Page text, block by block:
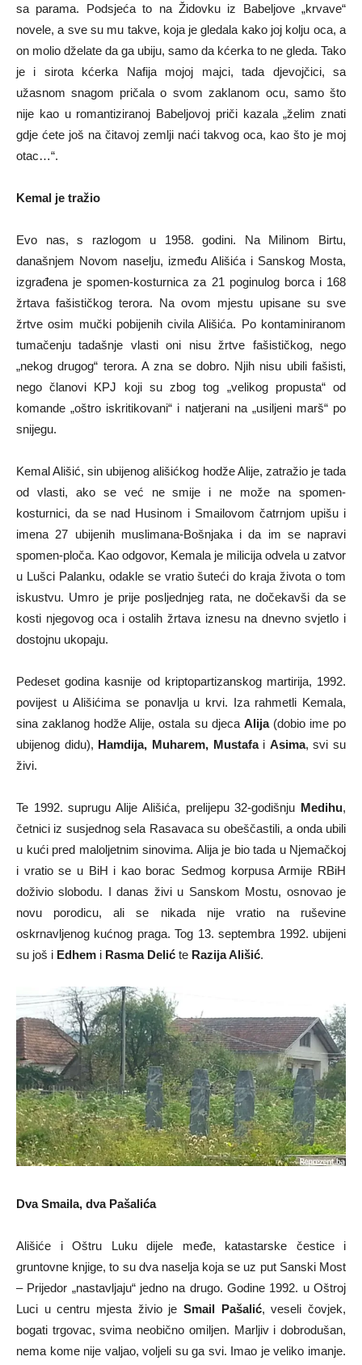
sa parama. Podsjeća to na Židovku iz Babeljove „krvave“
novele, a sve su mu takve, koja je gledala kako joj kolju oca, a
on molio dželate da ga ubiju, samo da kćerka to ne gleda. Tako
je i sirota kćerka Nafija mojoj majci, tada djevojčici, sa
užasnom snagom pričala o svom zaklanom ocu, samo što
nije kao u romantiziranoj Babeljovoj priči kazala „želim znati
gdje ćete još na čitavoj zemlji naći takvog oca, kao što je moj
otac…“.
Kemal je tražio
Evo nas, s razlogom u 1958. godini. Na Milinom Birtu,
današnjem Novom naselju, između Ališića i Sanskog Mosta,
izgrađena je spomen-kosturnica za 21 poginulog borca i 168
žrtava fašističkog terora. Na ovom mjestu upisane su sve
žrtve osim mučki pobijenih civila Ališića. Po kontaminiranom
tumačenju tadašnje vlasti oni nisu žrtve fašističkog, nego
„nekog drugog“ terora. A zna se dobro. Njih nisu ubili fašisti,
nego članovi KPJ koji su zbog tog „velikog propusta“ od
komande „oštro iskritikovani“ i natjerani na „usiljeni marš“ po
snijegu.
Kemal Ališić, sin ubijenog ališićkog hodže Alije, zatražio je tada
od vlasti, ako se već ne smije i ne može na spomen-
kosturnici, da se nad Husinom i Smailovom čatrnjom upišu i
imena 27 ubijenih muslimana-Bošnjaka i da im se napravi
spomen-ploča. Kao odgovor, Kemala je milicija odvela u zatvor
u Lušci Palanku, odakle se vratio šuteći do kraja života o tom
iskustvu. Umro je prije posljednjeg rata, ne dočekavši da se
kosti njegovog oca i ostalih žrtava iznesu na dnevno svjetlo i
dostojnu ukopaju.
Pedeset godina kasnije od kriptopartizanskog martirija, 1992.
povijest u Ališićima se ponavlja u krvi. Iza rahmetli Kemala,
sina zaklanog hodže Alije, ostala su djeca Alija (dobio ime po
ubijenog didu), Hamdija, Muharem, Mustafai Asima, svi su
živi.
Te 1992. suprugu Alije Ališića, prelijepu 32-godišnju Medihu,
četnici iz susjednog sela Rasavaca su obeščastili, a onda ubili
u kući pred maloljetnim sinovima. Alija je bio tada u Njemačkoj
i vratio se u BiH i kao borac Sedmog korpusa Armije RBiH
doživio slobodu. I danas živi u Sanskom Mostu, osnovao je
novu porodicu, ali se nikada nije vratio na ruševine
oskrnavljenog kućnog praga. Tog 13. septembra 1992. ubijeni
su još i Edhem i Rasma Delić te Razija Ališić.
Dva Smaila, dva Pašalića
Ališiće i Oštru Luku dijele međe, katastarske čestice i
gruntovne knjige, to su dva naselja koja se uz put Sanski Most
– Prijedor „nastavljaju“ jedno na drugo. Godine 1992. u Oštroj
Luci u centru mjesta živio je Smail Pašalić, veseli čovjek,
bogati trgovac, svima neobično omiljen. Marljiv i dobrodušan,
nema kome nije valjao, voljeli su ga svi. Imao je veliko imanje.